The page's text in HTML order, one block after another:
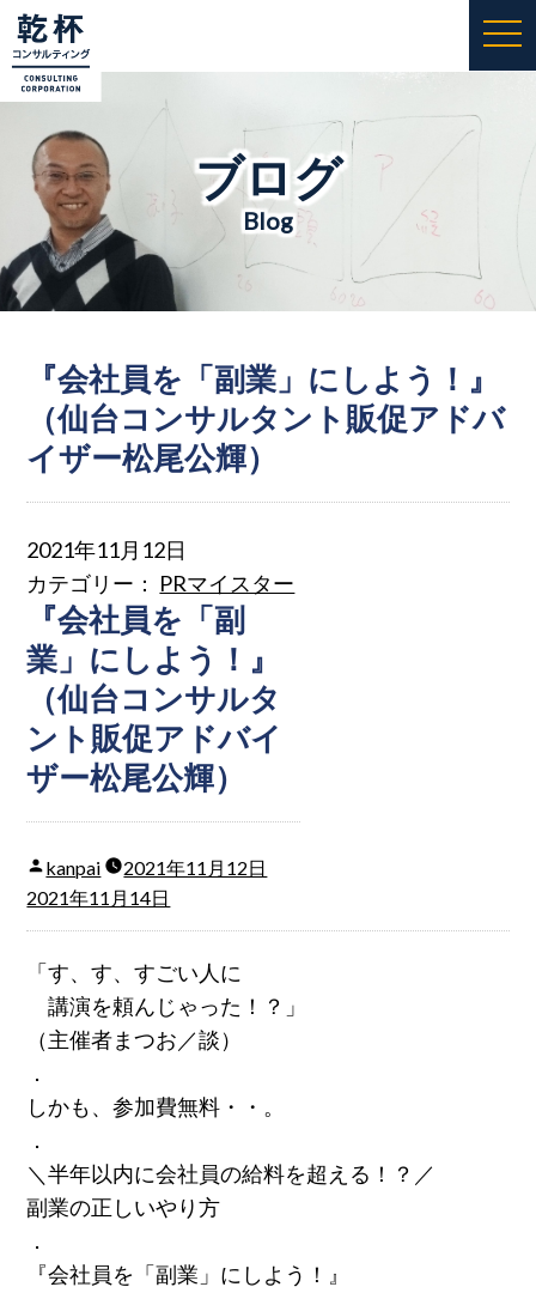
ブログ
Blog
『会社員を「副業」にしよう！』
（仙台コンサルタント販促アドバ
イザー松尾公輝）
2021年11月12日
カテゴリー： PRマイスター
『会社員を「副
業」にしよう！』
（仙台コンサルタ
ント販促アドバイ
ザー松尾公輝）
kanpai
2021年11月12日
2021年11月14日
「す、す、すごい人に
講演を頼んじゃった！？」
（主催者まつお／談）
．
しかも、参加費無料・・。
．
＼半年以内に会社員の給料を超える！？／
副業の正しいやり方
．
『会社員を「副業」にしよう！』